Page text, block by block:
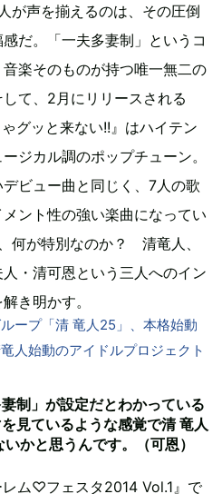
が声を揃えるのは、その圧倒
だ。「一夫多妻制」というコ
楽そのものが持つ唯一無二の
て、2月にリリースされる
グッと来ない!!』はハイテン
ジカル調のポップチューン。
ビュー曲と同じく、7人の歌
ント性の強い楽曲になってい
何が特別なのか？ 清竜人、
・清可恩という三人へのイン
き明かす。
ープ「清 竜人25」、本格始動
人始動のアイドルプロジェクト
制」が設定だとわかっている
見ているような感覚で清 竜人
かと思うんです。（可恩）
ム♡フェスタ2014 Vol.1』で